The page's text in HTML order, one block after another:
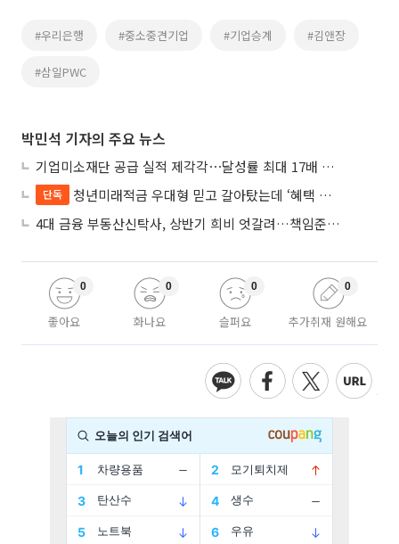
#우리은행 #중소중견기업 #기업승계 #김앤장
#삼일PWC
박민석 기자의 주요 뉴스
기업미소재단 공급 실적 제각각⋯달성률 최대 17배 차이
단독
청년미래적금 우대형 믿고 갈아탔는데 ‘혜택 반토막’…심사 오류에 가입자 혼선
4대 금융 부동산신탁사, 상반기 희비 엇갈려…책임준공 손실 반영 시점이 갈랐다
좋아요
0
화나요
0
슬퍼요
0
추가취재 원해요
0